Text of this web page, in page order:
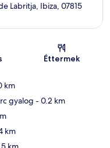
Labritja, Ibiza, 07815
Éttermek
km
gyalog - 0.2 km
km